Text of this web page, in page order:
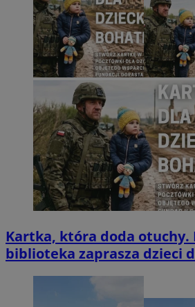
Kartka, która doda otuchy.
biblioteka zaprasza dzieci